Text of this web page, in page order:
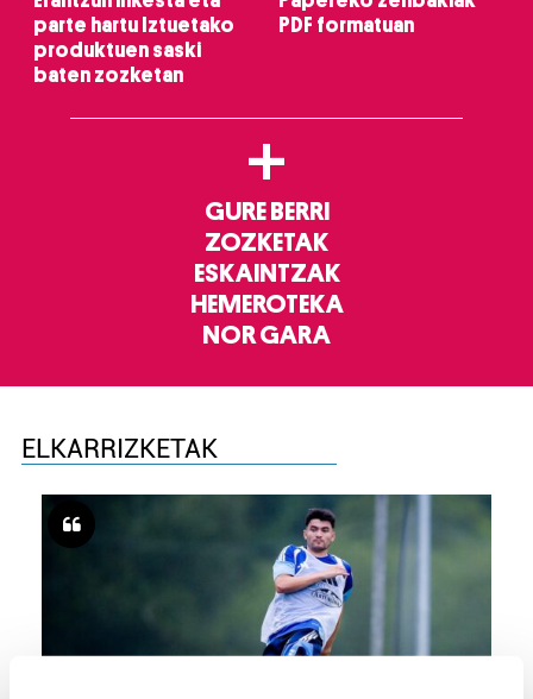
parte hartu Iztuetako
produktuen saski
baten zozketan
PDF formatuan
+
GURE BERRI
ZOZKETAK
ESKAINTZAK
HEMEROTEKA
NOR GARA
ELKARRIZKETAK